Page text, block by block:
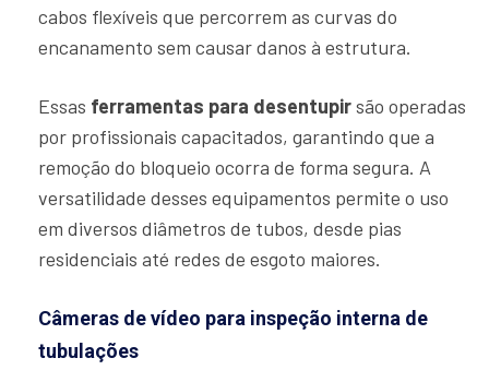
cabos flexíveis que percorrem as curvas do
encanamento sem causar danos à estrutura.
Essas ferramentas para desentupirsão operadas
por profissionais capacitados, garantindo que a
remoção do bloqueio ocorra de forma segura. A
versatilidade desses equipamentos permite o uso
em diversos diâmetros de tubos, desde pias
residenciais até redes de esgoto maiores.
Câmeras de vídeo para inspeção interna de
tubulações